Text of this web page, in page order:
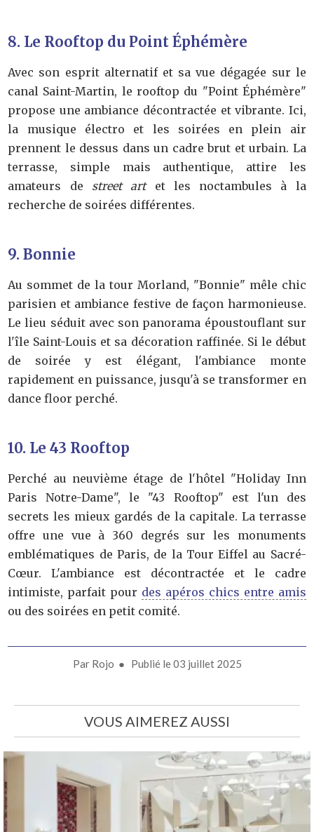
8. Le Rooftop du Point Éphémère
Avec son esprit alternatif et sa vue dégagée sur le
canal Saint-Martin, le rooftop du "Point Éphémère"
propose une ambiance décontractée et vibrante. Ici,
la musique électro et les soirées en plein air
prennent le dessus dans un cadre brut et urbain. La
terrasse, simple mais authentique, attire les
amateurs de street artet les noctambules à la
recherche de soirées différentes.
9. Bonnie
Au sommet de la tour Morland, "Bonnie" mêle chic
parisien et ambiance festive de façon harmonieuse.
Le lieu séduit avec son panorama époustouflant sur
l'île Saint-Louis et sa décoration raffinée. Si le début
de soirée y est élégant, l'ambiance monte
rapidement en puissance, jusqu'à se transformer en
dance floor perché.
10. Le 43 Rooftop
Perché au neuvième étage de l'hôtel "Holiday Inn
Paris Notre-Dame", le "43 Rooftop" est l'un des
secrets les mieux gardés de la capitale. La terrasse
offre une vue à 360 degrés sur les monuments
emblématiques de Paris, de la Tour Eiffel au Sacré-
Cœur. L'ambiance est décontractée et le cadre
intimiste, parfait pour des apéros chics entre amis
ou des soirées en petit comité.
Par Rojo ● Publié le03 juillet 2025
VOUS AIMEREZ AUSSI